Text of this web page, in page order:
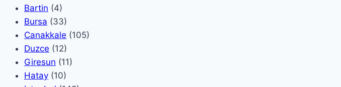
Bartin (4)
Bursa (33)
Canakkale (105)
Duzce (12)
Giresun (11)
Hatay (10)